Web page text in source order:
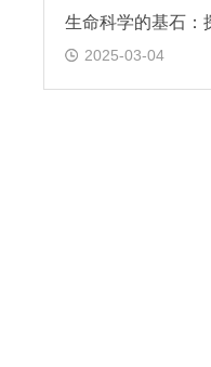
2025-03-04